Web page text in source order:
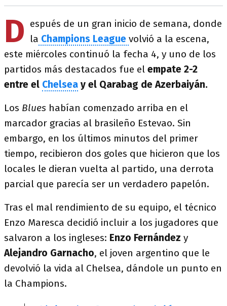
D espués de un gran inicio de semana, donde
la Champions League volvió a la escena,
este miércoles continuó la fecha 4, y uno de los
partidos más destacados fue el empate 2-2
entre el Chelsea y el Qarabag de Azerbaiyán.
Los Blues habían comenzado arriba en el
marcador gracias al brasileño Estevao. Sin
embargo, en los últimos minutos del primer
tiempo, recibieron dos goles que hicieron que los
locales le dieran vuelta al partido, una derrota
parcial que parecía ser un verdadero papelón.
Tras el mal rendimiento de su equipo, el técnico
Enzo Maresca decidió incluir a los jugadores que
salvaron a los ingleses: Enzo Fernández y
Alejandro Garnacho, el joven argentino que le
devolvió la vida al Chelsea, dándole un punto en
la Champions.